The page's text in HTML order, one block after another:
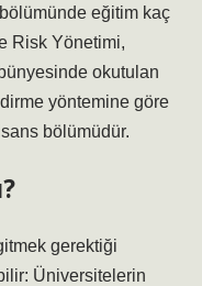
eğitim kaç
Risk Yönetimi,
okutulan
yöntemine göre
bölümüdür.
gerektiği
Üniversitelerin